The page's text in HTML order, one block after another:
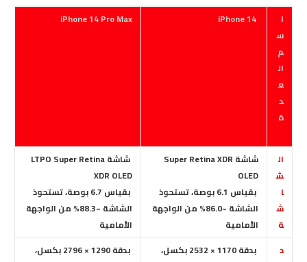
ا
س
م
ال
ع
د
ة
iPhone 14
iPhone 14 Pro Max
ال
ش
ا
ش
ة
شاشة Super Retina XDR
OLED
بقياس 6.1 بوصة، تستحوذ
الشاشة ~86.0% من الواجهة
الأمامية
شاشة LTPO Super Retina
XDR OLED
بقياس 6.7 بوصة، تستحوذ
الشاشة ~88.3% من الواجهة
الأمامية
د
بدقة 1170 × 2532 بكسل،
بدقة 1290 × 2796 بكسل،